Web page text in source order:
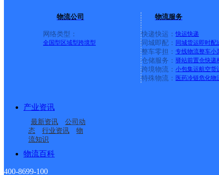
物流公司
网络类型：
全国型 区域型跨境型
物流服务
快递快运： 快运快递
同城即配： 同城货运即时配
整车零担： 专线物流整车小
仓储服务： 驿站前置仓快递
跨境物流： 小包集运航空货
特殊物流： 医药冷链危化物
产业资讯
最新资讯
公司动
态
行业资讯
物
流知识
物流百科
400-8699-100
广西梧州公司龙山便民
寄存点
梧州万秀区舜帝大道营
业部
龙湖邮政所
富江邮政所